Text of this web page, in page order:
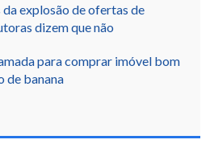
da explosão de ofertas de
dizem que não
para comprar imóvel bom
de banana